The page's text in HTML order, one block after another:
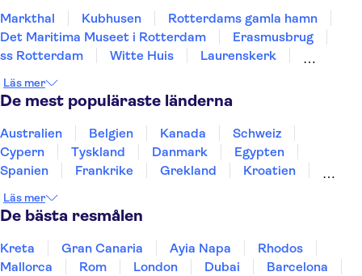
Markthal Kubhusen
Rotterdams gamla hamn
Det Maritima Museet i Rotterdam
Erasmusbrug
ss Rotterdam
Witte Huis
Laurenskerk
Kanalbåttur i Amsterdam
Keukenhof
Van Gogh-museet
Museumplein
Läs mer
De mest populäraste länderna
Australien Belgien Kanada
Schweiz
Cypern
Tyskland Danmark
Egypten
Spanien
Frankrike Grekland
Kroatien
Sverige
Thailand
Läs mer
De bästa resmålen
Kreta Gran Canaria Ayia Napa
Rhodos
Mallorca
Rom London Dubai
Barcelona